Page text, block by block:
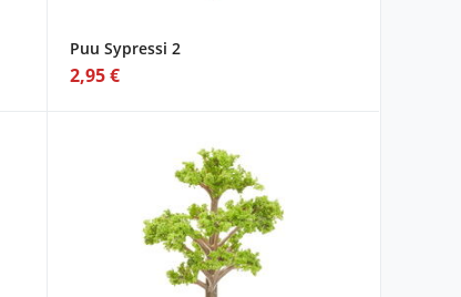
Puu Sypressi 2
2,95 €